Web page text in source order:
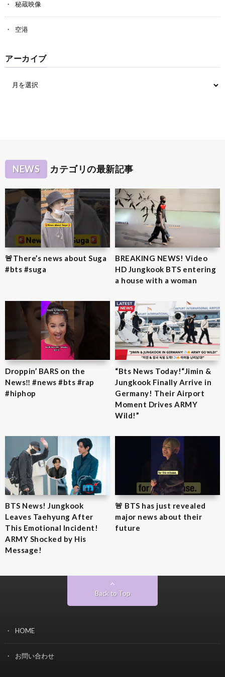
秘蔵映像
空港
アーカイブ
NEWS カテゴリの最新記事
🚨There’s news about Suga
#bts #suga
BREAKING NEWS! Video
HD Jungkook BTS entering
a house with a woman
Droppin’ BARS on the
News‼️ #news #bts #rap
#hiphop
“Bts News Today!“Jimin &
Jungkook Finally Arrive in
Germany! Their Airport
Moment Drives ARMY
Wild!”
BTS News! Jungkook
Leaves Taehyung After
This Emotional Incident!
ARMY Shocked by His
Message!
🚨 BTS has just revealed
major news about their
future
Back to Top
HOME
お問い合わせ